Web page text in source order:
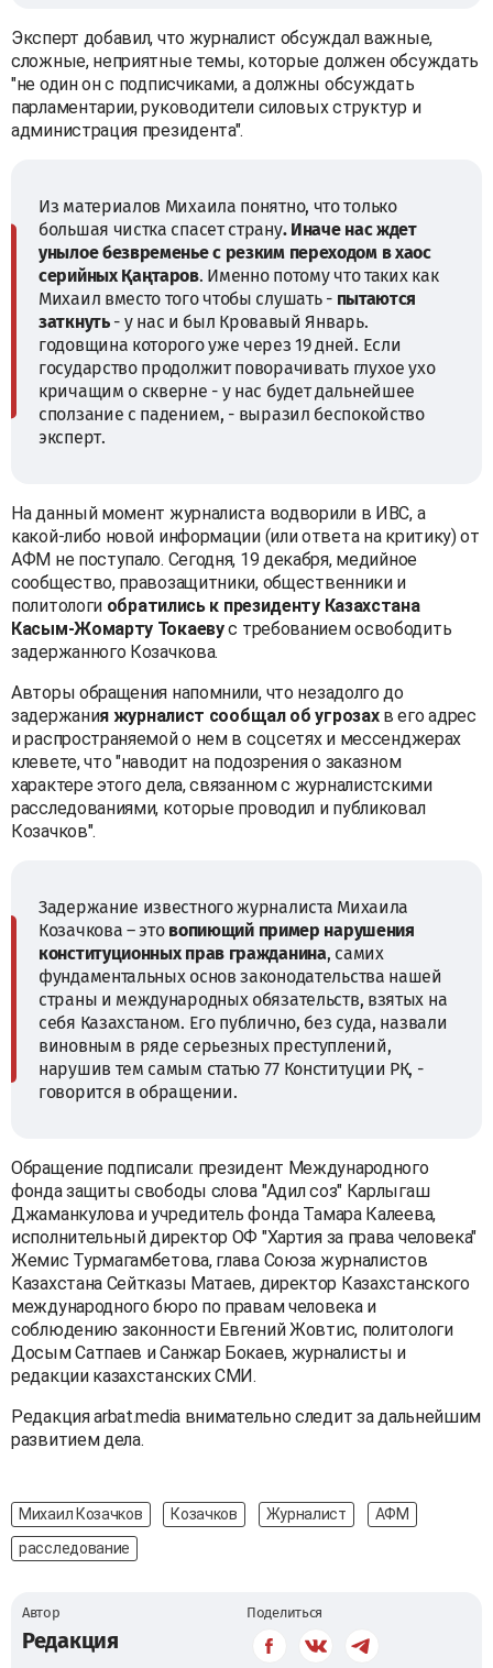
Эксперт добавил, что журналист обсуждал важные,
сложные, неприятные темы, которые должен обсуждать
"не один он с подписчиками, а должны обсуждать
парламентарии, руководители силовых структур и
администрация президента".
Из материалов Михаила понятно, что только
большая чистка спасет страну. Иначе нас ждет
унылое безвременье с резким переходом в хаос
серийных Қаңтаров. Именно потому что таких как
Михаил вместо того чтобы слушать - пытаются
заткнуть- у нас и был Кровавый Январь.
годовщина которого уже через 19 дней. Если
государство продолжит поворачивать глухое ухо
кричащим о скверне - у нас будет дальнейшее
сползание с падением, - выразил беспокойство
эксперт.
На данный момент журналиста водворили в ИВС, а
какой-либо новой информации (или ответа на критику) от
АФМ не поступало. Сегодня, 19 декабря, медийное
сообщество, правозащитники, общественники и
политологи обратились к президенту Казахстана
Касым-Жомарту Токаевус требованием освободить
задержанного Козачкова.
Авторы обращения напомнили, что незадолго до
задержания журналист сообщал об угрозахв его адрес
и распространяемой о нем в соцсетях и мессенджерах
клевете, что "наводит на подозрения о заказном
характере этого дела, связанном с журналистскими
расследованиями, которые проводил и публиковал
Козачков".
Задержание известного журналиста Михаила
Козачкова – это вопиющий пример нарушения
конституционных прав гражданина, самих
фундаментальных основ законодательства нашей
страны и международных обязательств, взятых на
себя Казахстаном. Его публично, без суда, назвали
виновным в ряде серьезных преступлений,
нарушив тем самым статью 77 Конституции РК, -
говорится в обращении.
Обращение подписали: президент Международного
фонда защиты свободы слова "Адил соз" Карлыгаш
Джаманкулова и учредитель фонда Тамара Калеева,
исполнительный директор ОФ "Хартия за права человека"
Жемис Турмагамбетова, глава Союза журналистов
Казахстана Сейтказы Матаев, директор Казахстанского
международного бюро по правам человека и
соблюдению законности Евгений Жовтис, политологи
Досым Сатпаев и Санжар Бокаев, журналисты и
редакции казахстанских СМИ.
Редакция arbat.media внимательно следит за дальнейшим
развитием дела.
Михаил Козачков Козачков Журналист
АФМ
расследование
Автор
Редакция
Поделиться